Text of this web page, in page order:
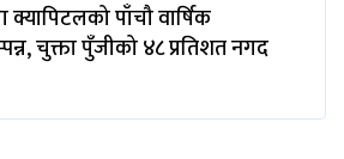
पाँचौ वार्षिक
चुक्ता पुँजीको ४८ प्रतिशत नगद